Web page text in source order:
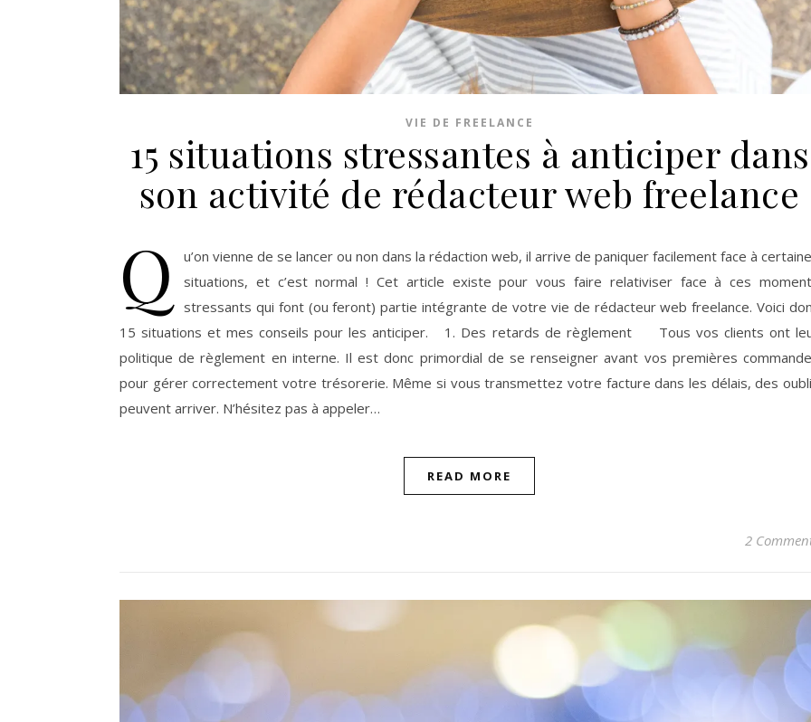
VIE DE FREELANCE
15 situations stressantes à anticiper dans
son activité de rédacteur web freelance
Q
u’on vienne de se lancer ou non dans la rédaction web, il arrive de paniquer facilement face à
situations, et c’est normal ! Cet article existe pour vous faire relativiser face à ces
stressants qui font (ou feront) partie intégrante de votre vie de rédacteur web freelance. Voici
15 situations et mes conseils pour les anticiper. 1. Des retards de règlement Tous vos clients ont
politique de règlement en interne. Il est donc primordial de se renseigner avant vos premières
pour gérer correctement votre trésorerie. Même si vous transmettez votre facture dans les délais, des
peuvent arriver. N’hésitez pas à appeler…
READ MORE
2